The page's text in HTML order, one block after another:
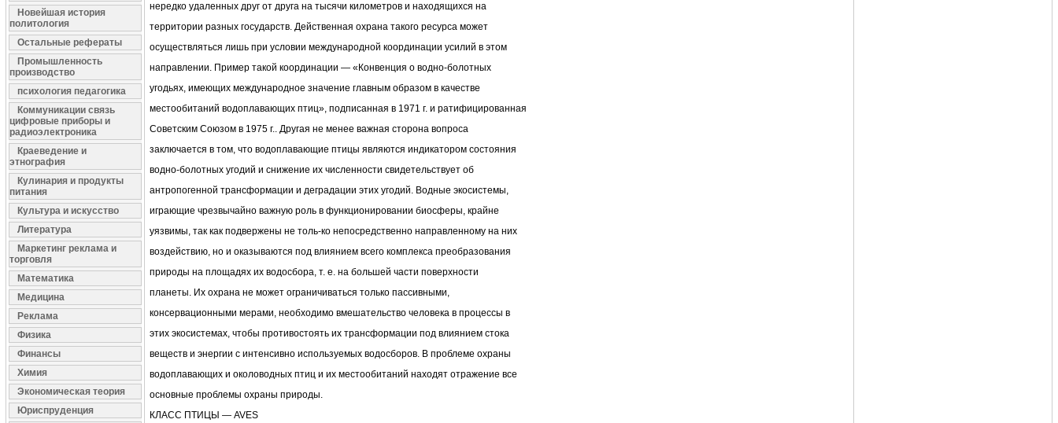
Новейшая история
политология
Остальные рефераты
Промышленность
производство
психология педагогика
Коммуникации связь
цифровые приборы и
радиоэлектроника
Краеведение и
этнография
Кулинария и продукты
питания
Культура и искусство
Литература
Маркетинг реклама и
торговля
Математика
Медицина
Реклама
Физика
Финансы
Химия
Экономическая теория
Юриспруденция
нередко удаленных друг от друга на тысячи километров и находящихся на
территории разных государств. Действенная охрана такого ресурса может
осуществляться лишь при условии международной координации усилий в этом
направлении. Пример такой координации — «Конвенция о водно-болотных
угодьях, имеющих международное значение главным образом в качестве
местообитаний водоплавающих птиц», подписанная в 1971 г. и ратифицированная
Советским Союзом в 1975 г.. Другая не менее важная сторона вопроса
заключается в том, что водоплавающие птицы являются индикатором состояния
водно-болотных угодий и снижение их численности свидетельствует об
антропогенной трансформации и деградации этих угодий. Водные экосистемы,
играющие чрезвычайно важную роль в функционировании биосферы, крайне
уязвимы, так как подвержены не толь-ко непосредственно направленному на них
воздействию, но и оказываются под влиянием всего комплекса преобразования
природы на площадях их водосбора, т. е. на большей части поверхности
планеты. Их охрана не может ограничиваться только пассивными,
консервационными мерами, необходимо вмешательство человека в процессы в
этих экосистемах, чтобы противостоять их трансформации под влиянием стока
веществ и энергии с интенсивно используемых водосборов. В проблеме охраны
водоплавающих и околоводных птиц и их местообитаний находят отражение все
основные проблемы охраны природы.
КЛАСС ПТИЦЫ — AVES